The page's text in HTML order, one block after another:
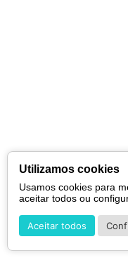
Utilizamos cookies
Usamos cookies para
aceitar todos ou
Aceitar todos